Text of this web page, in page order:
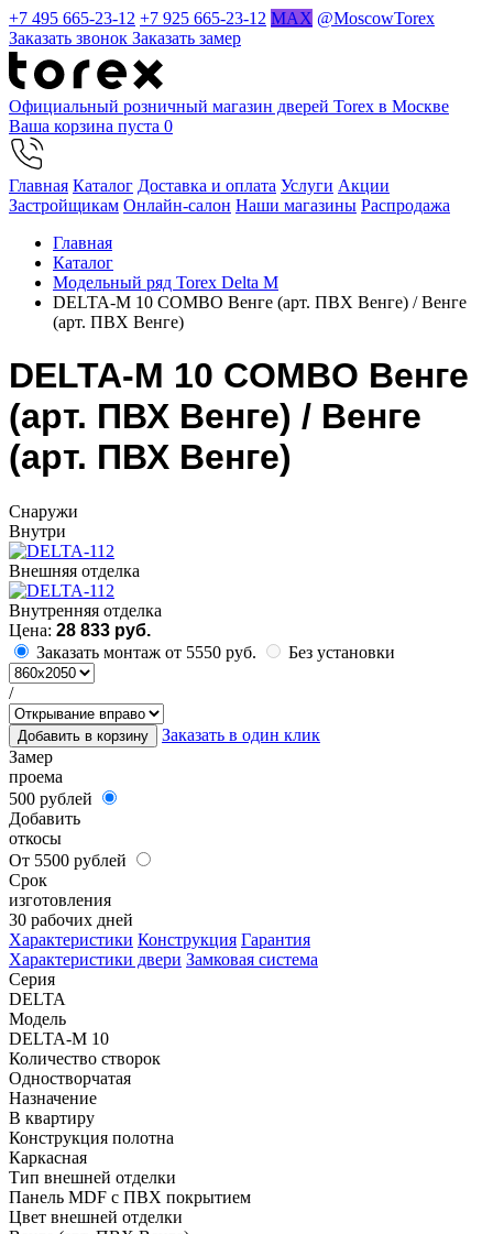
+7 495 665-23-12 +7 925 665-23-12 MAX @MoscowTorex
Заказать звонок Заказать замер
Официальный розничный магазин дверей Torex в Москве
Ваша корзина пуста 0
Главная Каталог Доставка и оплата Услуги Акции
Застройщикам Онлайн-салон Наши магазины Распродажа
Главная
Каталог
Модельный ряд Torex Delta M
DELTA-M 10 COMBO Венге (арт. ПВХ Венге) / Венге
(арт. ПВХ Венге)
DELTA-M 10 COMBO Венге
(арт. ПВХ Венге) / Венге
(арт. ПВХ Венге)
Cнаружи
Внутри
Внешняя отделка
Внутренняя отделка
Цена: 28 833 руб.
Заказать монтаж от 5550 руб.
Без установки
/
Добавить в корзину
Заказать в один клик
Замер
проема
500 рублей
Добавить
откосы
От 5500 рублей
Срок
изготовления
30 рабочих дней
Характеристики Конструкция Гарантия
Характеристики двери Замковая система
Серия
DELTA
Модель
DELTA-M 10
Количество створок
Одностворчатая
Назначение
В квартиру
Конструкция полотна
Каркасная
Тип внешней отделки
Панель MDF с ПВХ покрытием
Цвет внешней отделки